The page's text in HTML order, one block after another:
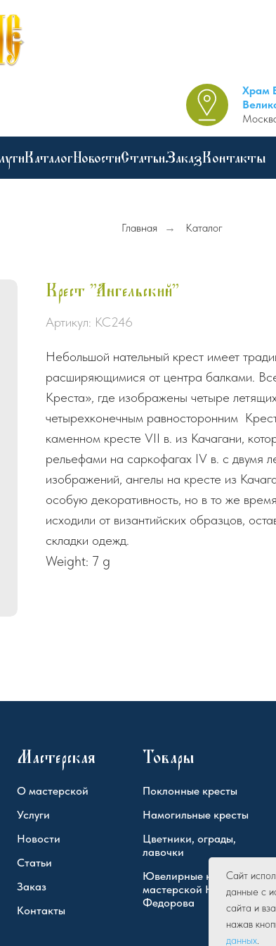
Храм
КаталогНовостиСтатьиЗаказКонтакты
Главная → Каталог
Крест "Ангельский"
Артикул: КС246
Небольшой нательный крест имеет
расширяющимися от центра балками.
Креста», где изображены четыре
четырехконечным равносторонним
каменном кресте VII в. из Качагани,
рельефами на саркофагах IV в. с двумя
изображений, ангелы на кресте из
особую декоративность, но в то же
исходили от византийских образцов,
складки одежд.
Weight: 7 g
Сайт
данные с
сайта и
нажав
данных.
Мастерская
О мастерской
Услуги
Новости
Статьи
Заказ
Контакты
Товары
Поклонные кресты
Намогильные кресты
Цветники, ограды,
лавочки
Ювелирные кресты
мастерской Юрия
Федорова